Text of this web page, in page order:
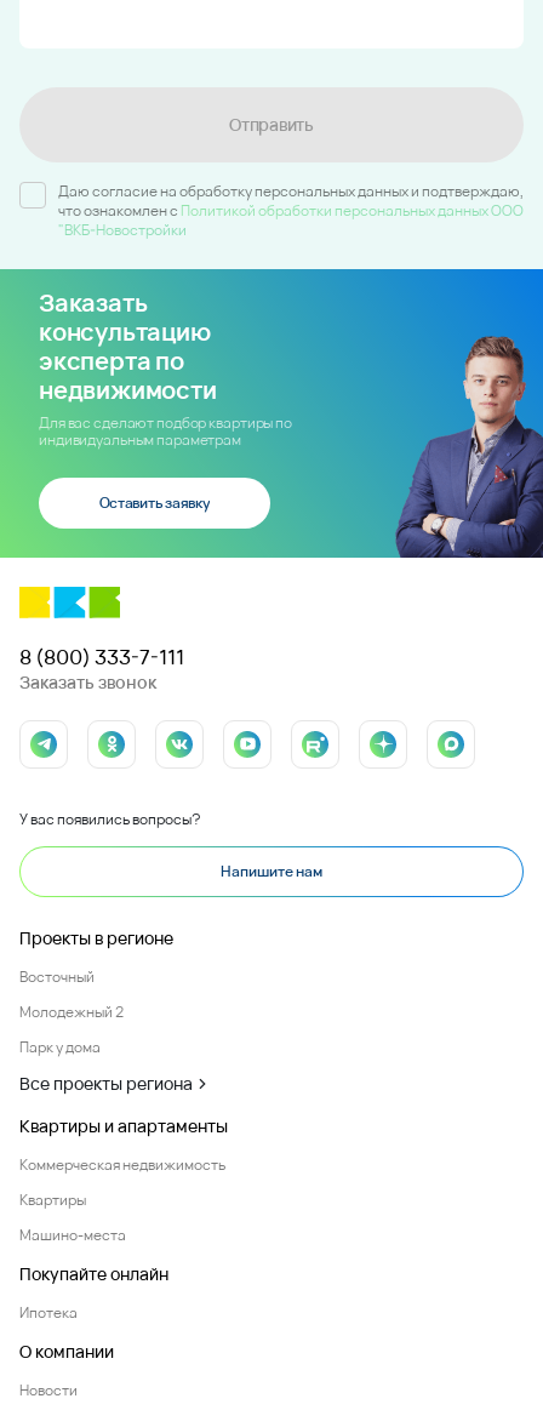
Отправить
Даю согласие на обработку персональных данных и подтверждаю,
что ознакомлен c Политикой обработки персональных данных ООО
"ВКБ-Новостройки
Заказать
консультацию
эксперта по
недвижимости
Для вас сделают подбор квартиры по
индивидуальным параметрам
Оставить заявку
8 (800) 333-7-111
Заказать звонок
У вас появились вопросы?
Напишите нам
Проекты в регионе
Восточный
Молодежный 2
Парк у дома
Все проекты региона
Квартиры и апартаменты
Коммерческая недвижимость
Квартиры
Машино-места
Покупайте онлайн
Ипотека
О компании
Новости